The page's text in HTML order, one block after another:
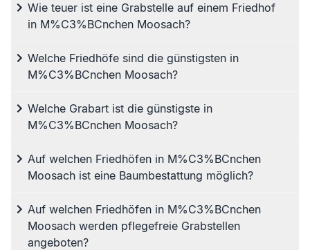
Wie teuer ist eine Grabstelle auf einem Friedhof
in M%C3%BCnchen Moosach?
Welche Friedhöfe sind die günstigsten in
M%C3%BCnchen Moosach?
Welche Grabart ist die günstigste in
M%C3%BCnchen Moosach?
Auf welchen Friedhöfen in M%C3%BCnchen
Moosach ist eine Baumbestattung möglich?
Auf welchen Friedhöfen in M%C3%BCnchen
Moosach werden pflegefreie Grabstellen
angeboten?